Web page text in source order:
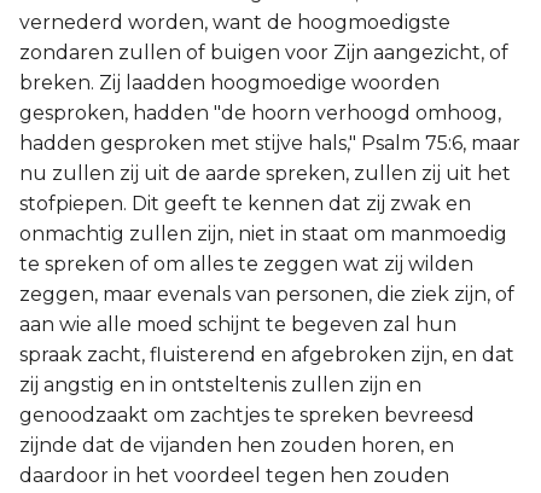
vernederd worden, want de hoogmoedigste
zondaren zullen of buigen voor Zijn aangezicht, of
breken. Zij laadden hoogmoedige woorden
gesproken, hadden "de hoorn verhoogd omhoog,
hadden gesproken met stijve hals," Psalm 75:6, maar
nu zullen zij uit de aarde spreken, zullen zij uit het
stofpiepen. Dit geeft te kennen dat zij zwak en
onmachtig zullen zijn, niet in staat om manmoedig
te spreken of om alles te zeggen wat zij wilden
zeggen, maar evenals van personen, die ziek zijn, of
aan wie alle moed schijnt te begeven zal hun
spraak zacht, fluisterend en afgebroken zijn, en dat
zij angstig en in ontsteltenis zullen zijn en
genoodzaakt om zachtjes te spreken bevreesd
zijnde dat de vijanden hen zouden horen, en
daardoor in het voordeel tegen hen zouden